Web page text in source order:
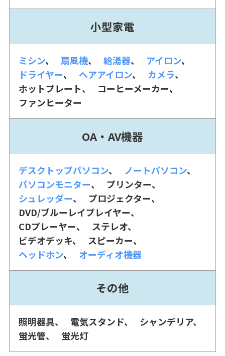
小型家電
ミシン 扇風機 給湯器
アイロン
ドライヤー
ヘアアイロン
カメラ
ホットプレート
コーヒーメーカー
ファンヒーター
OA・AV機器
デスクトップパソコン
ノートパソコン
パソコンモニター
プリンター
シュレッダー
プロジェクター
DVD/ブルーレイプレイヤー
CDプレーヤー
ステレオ
ビデオデッキ
スピーカー
ヘッドホン
オーディオ機器
その他
照明器具 電気スタンド
シャンデリア
蛍光管
蛍光灯